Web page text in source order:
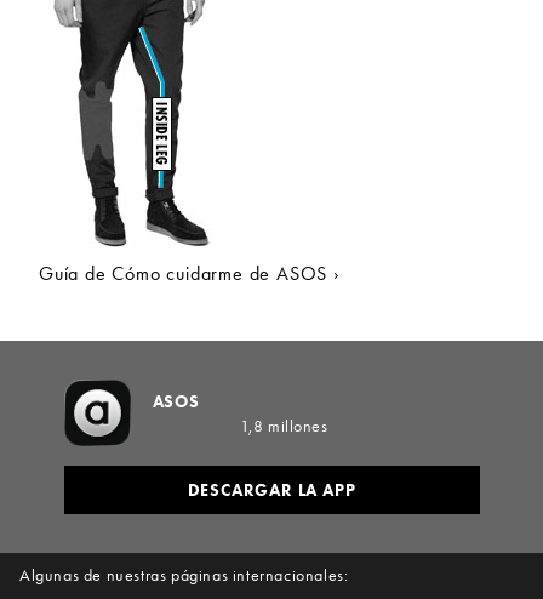
Guía de Cómo cuidarme de ASOS ›
Algunas de nuestras páginas internacionales:
ASOS
1,8 millones
DESCARGAR LA APP